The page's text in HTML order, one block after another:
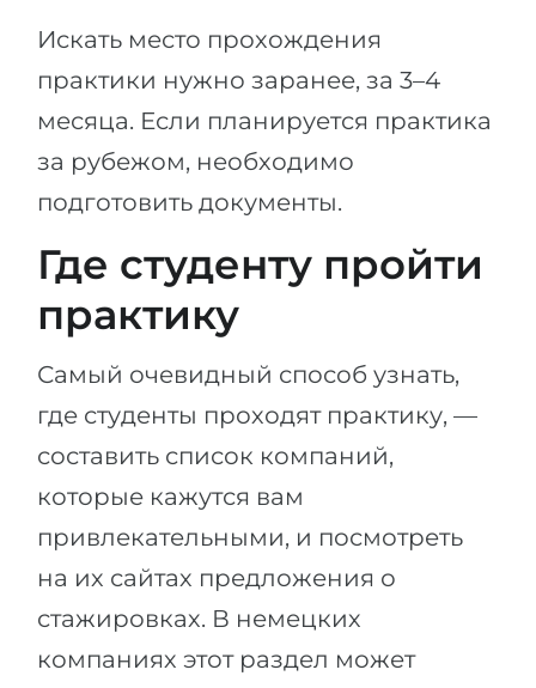
Искать место прохождения
практики нужно заранее, за 3–4
месяца. Если планируется практика
за рубежом, необходимо
подготовить документы.
Где студенту пройти
практику
Самый очевидный способ узнать,
где студенты проходят практику, —
составить список компаний,
которые кажутся вам
привлекательными, и посмотреть
на их сайтах предложения о
стажировках. В немецких
компаниях этот раздел может